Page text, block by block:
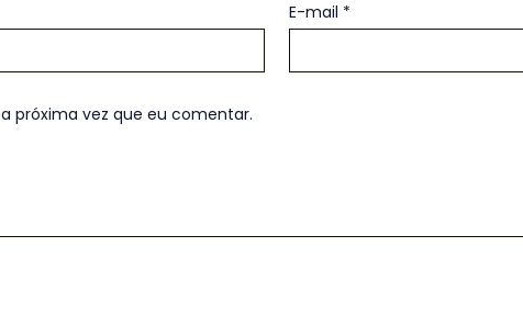
E-mail *
próxima vez que eu comentar.